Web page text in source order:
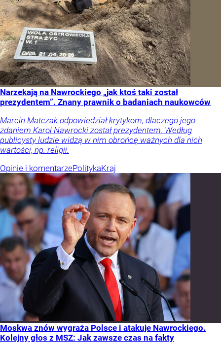
Narzekają na Nawrockiego „jak ktoś taki został
prezydentem”. Znany prawnik o badaniach naukowców
Marcin Matczak odpowiedział krytykom, dlaczego jego
zdaniem Karol Nawrocki został prezydentem. Według
publicysty ludzie widzą w nim obrońcę ważnych dla nich
wartości, np. religii.
Opinie i komentarzePolitykaKraj
Moskwa znów wygraża Polsce i atakuje Nawrockiego.
Kolejny głos z MSZ: Jak zawsze czas na fakty